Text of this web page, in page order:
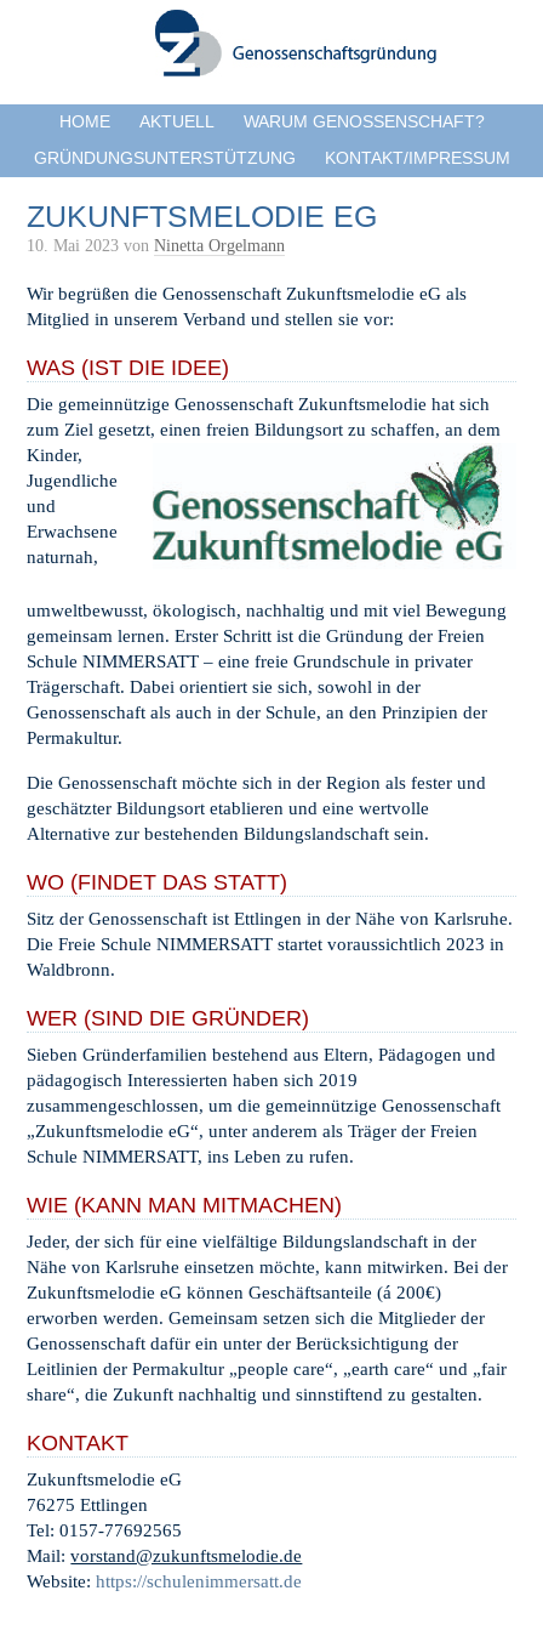
HOME AKTUELL
WARUM GENOSSENSCHAFT?
GRÜNDUNGSUNTERSTÜTZUNG
KONTAKT/IMPRESSUM
ZUKUNFTSMELODIE EG
10. Mai 2023 vonNinetta Orgelmann
Wir begrüßen die Genossenschaft Zukunftsmelodie eG als
Mitglied in unserem Verband und stellen sie vor:
WAS (IST DIE IDEE)
Die gemeinnützige Genossenschaft Zukunftsmelodie hat sich
zum Ziel gesetzt, einen freien Bildungsort zu schaffen, andem
Kinder,
Jugendliche
und
Erwachsene
naturnah,
umweltbewusst, ökologisch, nachhaltig und mit viel Bewegung
gemeinsam lernen. Erster Schritt ist die Gründung der Freien
Schule NIMMERSATT – eine freie Grundschule in privater
Trägerschaft. Dabei orientiert sie sich, sowohl in der
Genossenschaft als auch in der Schule, an den Prinzipien der
Permakultur.
Die Genossenschaft möchte sich in der Region als fester und
geschätzter Bildungsort etablieren und eine wertvolle
Alternative zur bestehenden Bildungslandschaft sein.
WO (FINDET DAS STATT)
Sitz der Genossenschaft ist Ettlingen in der Nähe von Karlsruhe.
Die Freie Schule NIMMERSATT startet voraussichtlich 2023 in
Waldbronn.
WER (SIND DIE GRÜNDER)
Sieben Gründerfamilien bestehend aus Eltern, Pädagogen und
pädagogisch Interessierten haben sich 2019
zusammengeschlossen, um die gemeinnützige Genossenschaft
„Zukunftsmelodie eG“, unter anderem als Träger der Freien
Schule NIMMERSATT, ins Leben zu rufen.
WIE (KANN MAN MITMACHEN)
Jeder, der sich für eine vielfältige Bildungslandschaft in der
Nähe von Karlsruhe einsetzen möchte, kann mitwirken. Bei der
Zukunftsmelodie eG können Geschäftsanteile (á 200€)
erworben werden. Gemeinsam setzen sich die Mitglieder der
Genossenschaft dafür ein unter der Berücksichtigung der
Leitlinien der Permakultur „people care“, „earth care“ und „fair
share“, die Zukunft nachhaltig und sinnstiftend zu gestalten.
KONTAKT
Zukunftsmelodie eG
76275 Ettlingen
Tel: 0157-77692565
Mail:vorstand@zukunftsmelodie.de
Website:https://schulenimmersatt.de